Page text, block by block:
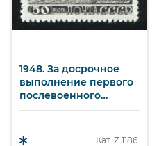
1948. За досрочное
выполнение первого
послевоенного
пятилетнего плана.
Сев. 50 к.
Кат. Z 1186